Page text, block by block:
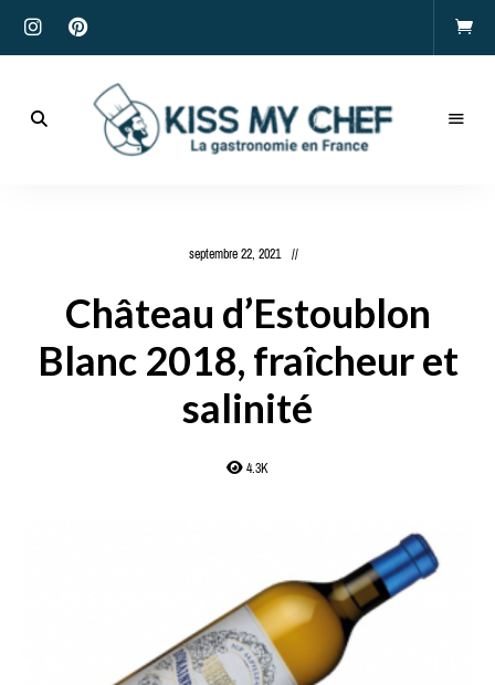
septembre 22, 2021
Château d’Estoublon
Blanc 2018, fraîcheur et
salinité
4.3K